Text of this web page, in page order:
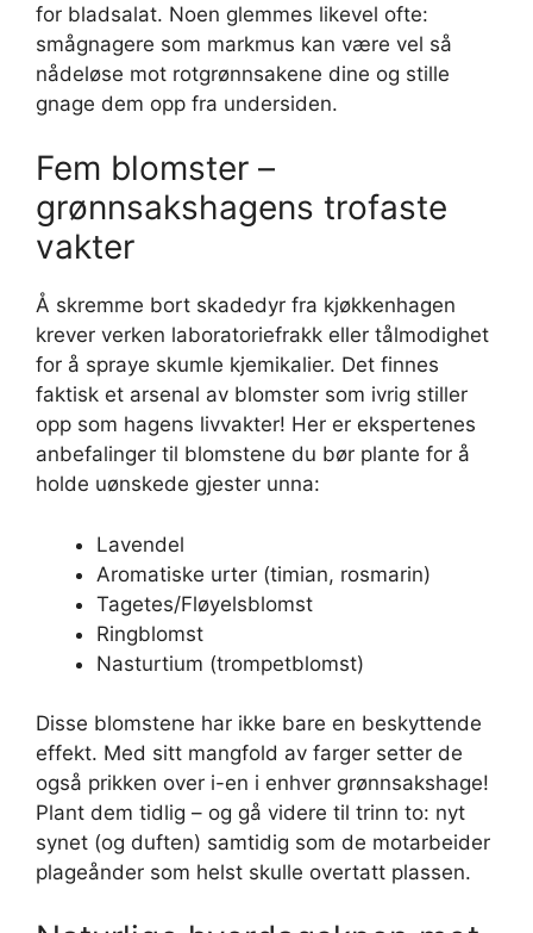
for bladsalat. Noen glemmes likevel ofte:
smågnagere som markmus kan være vel så
nådeløse mot rotgrønnsakene dine og stille
gnage dem opp fra undersiden.
Fem blomster –
grønnsakshagens trofaste
vakter
Å skremme bort skadedyr fra kjøkkenhagen
krever verken laboratoriefrakk eller tålmodighet
for å spraye skumle kjemikalier. Det finnes
faktisk et arsenal av blomster som ivrig stiller
opp som hagens livvakter! Her er ekspertenes
anbefalinger til blomstene du bør plante for å
holde uønskede gjester unna:
Lavendel
Aromatiske urter (timian, rosmarin)
Tagetes/Fløyelsblomst
Ringblomst
Nasturtium (trompetblomst)
Disse blomstene har ikke bare en beskyttende
effekt. Med sitt mangfold av farger setter de
også prikken over i-en i enhver grønnsakshage!
Plant dem tidlig – og gå videre til trinn to: nyt
synet (og duften) samtidig som de motarbeider
plageånder som helst skulle overtatt plassen.